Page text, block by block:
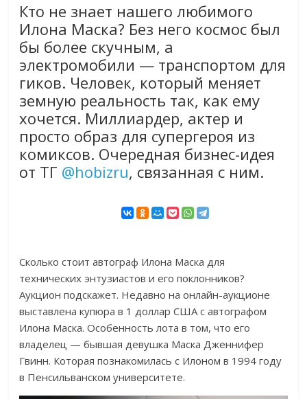
Кто не знает нашего любимого
Илона Маска? Без него космос был
бы более скучным, а
электромобили — транспортом для
гиков. Человек, который меняет
земную реальность так, как ему
хочется. Миллиардер, актер и
просто образ для супергероя из
комиксов. Очередная бизнес-идея
от ТГ @hobizru, связанная с ним.
Сколько стоит автограф Илона Маска для
технических энтузиастов и его поклонников?
Аукцион подскажет. Недавно на онлайн-аукционе
выставлена купюра в 1 доллар США с автографом
Илона Маска. Особенность лота в том, что его
владелец — бывшая девушка Маска Дженнифер
Гвинн. Которая познакомилась с Илоном в 1994 году
в Пенсильванском университете.